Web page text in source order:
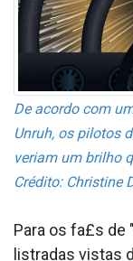
De acordo com
Unruh, os pilotos
veriam um brilho
Crédito: Christine
Para os fa£s de
listradas vistas